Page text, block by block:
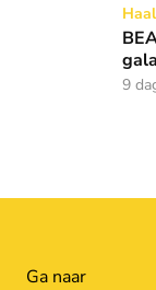
BEAM x WAY:
9
Ga naar